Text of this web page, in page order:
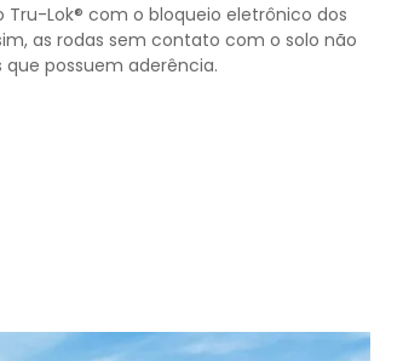
Lok® com o bloqueio eletrônico dos
as rodas sem contato com o solo não
possuem aderência.